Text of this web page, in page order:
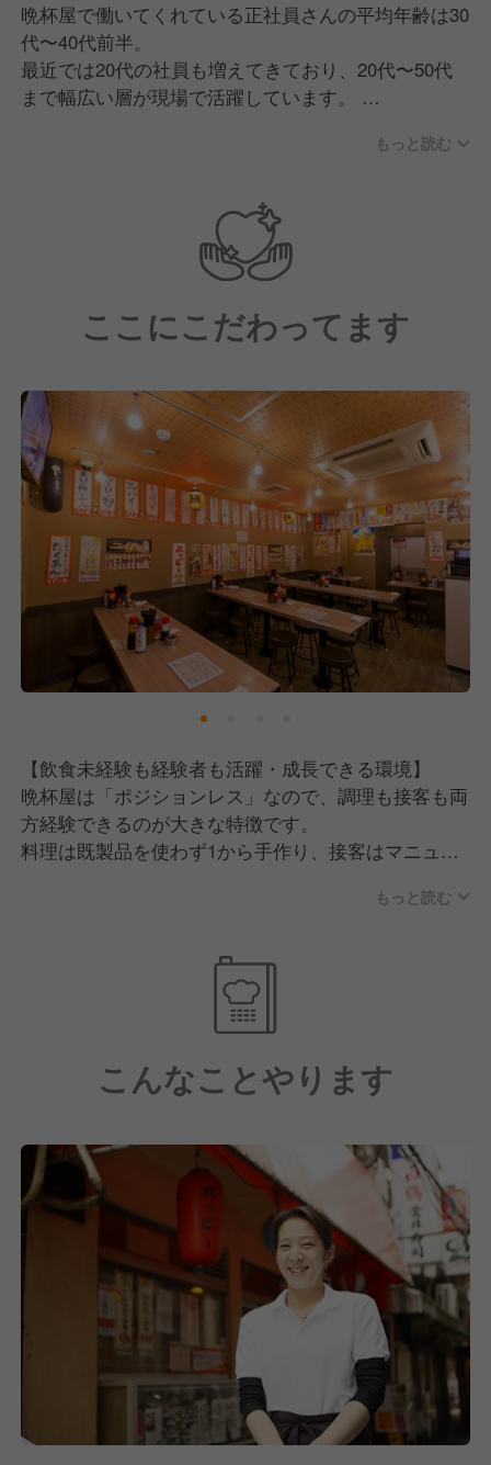
晩杯屋で働いてくれている正社員さんの平均年齢は30
代〜40代前半。
最近では20代の社員も増えてきており、20代〜50代
まで幅広い層が現場で活躍しています。
い傾向にありますが、異業種からの転職者も多数活躍
現場は社員とアルバイトで構成されており、年齢や役
職の垣根なく、みんなで仲良くやっているのが自慢の
業務中は全員が全ポジションを担当する「ポジション
レス」なので、しっかり連携を取りながら、チームで
【求める人物像】
私たちは高度な技術よりも人柄重視で採用をしていま
す。
■まじめで一生懸命
技術はあとからいくらでも身につけられます。
どんな仕事にも誠実に向き合い、一生懸命取り組める
姿勢こそが、晩杯屋で活躍するための一番の条件で
お客様との距離が近いお店だからこそ、接客は大切に
したいと考えています。
常連のお客様はもちろん、これから常連になっていた
だける新しいお客様にも、自然と打ち解けられるよう
な明るく元気な方を歓迎します。
把握し、先を読んで動ける力が求められます。
■明確な目標を持っている
「こうなりたい」「こんなことしたい」という想いを
います。
もっと読む
ここにこだわってます
【飲食未経験も経験者も活躍・成長できる環境】
晩杯屋は「ポジションレス」なので、調理も接客も両
方経験できるのが大きな特徴です。
料理は既製品を使わず1から手作り、接客はマニュア
しめる環境だからこそ、チェーン店では決して身につ
また、「商品研修」では捌き方・切り方などの技術を
プロの料理人から丁寧に指導してもらえるので、未経
験の方でも数ヶ月後には問題なく店舗で活躍できま
月1回の「店長会議」では、売上向上施策やシフトの
そのほかメニューのアレンジや新メニューの考案な
ど、あなたのアイデアをお店に反映できる環境は、経
験者の方にとっても新しいやりがいを感じていただけ
そして当社では、3ヶ月を1サイクルとした年4回の人
事評価制度を導入しています。
頑張りがすぐに評価に反映されるため、より早い段階
でステップアップを目指せるだけでなく、目標を立て
て振り返る機会があるからこそ、「どうなっていきた
いか」を常に意識しながら自分らしいキャリアを築い
ていけます。
もっと読む
こんなことやります